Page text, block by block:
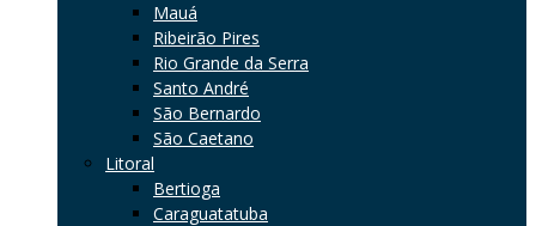
Mauá
Ribeirão Pires
Rio Grande da Serra
Santo André
São Bernardo
São Caetano
Litoral
Bertioga
Caraguatatuba